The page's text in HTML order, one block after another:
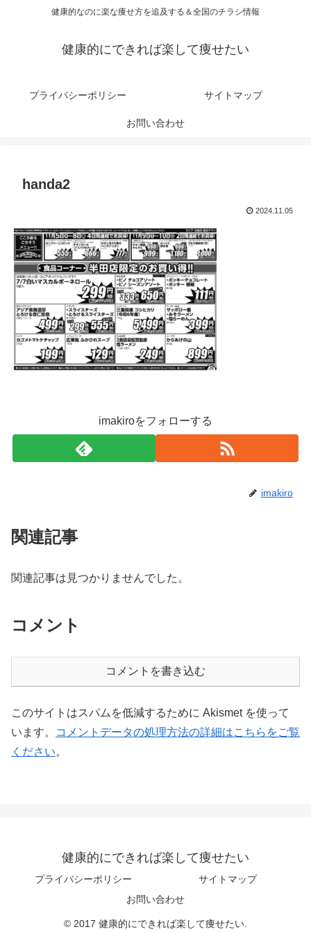
健康的なのに楽な痩せ方を追及する＆全国のチラシ情報
健康的にできれば楽して痩せたい
プライバシーポリシー サイトマップ
お問い合わせ
handa2
2024.11.05
imakiroをフォローする
imakiro
関連記事
関連記事は見つかりませんでした。
コメント
コメントを書き込む
このサイトはスパムを低減するために Akismet を使って
います。
コメントデータの処理方法の詳細はこちらをご覧
ください。
健康的にできれば楽して痩せたい
プライバシーポリシー
サイトマップ
お問い合わせ
© 2017 健康的にできれば楽して痩せたい.